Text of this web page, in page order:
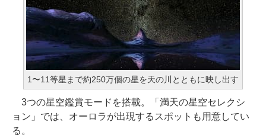
1〜11等星まで約250万個の星を天の川とともに映し出す
3つの星空鑑賞モードを搭載。「満天の星空セレクシ
ョン」では、オーロラが出現するスポットも用意してい
る。